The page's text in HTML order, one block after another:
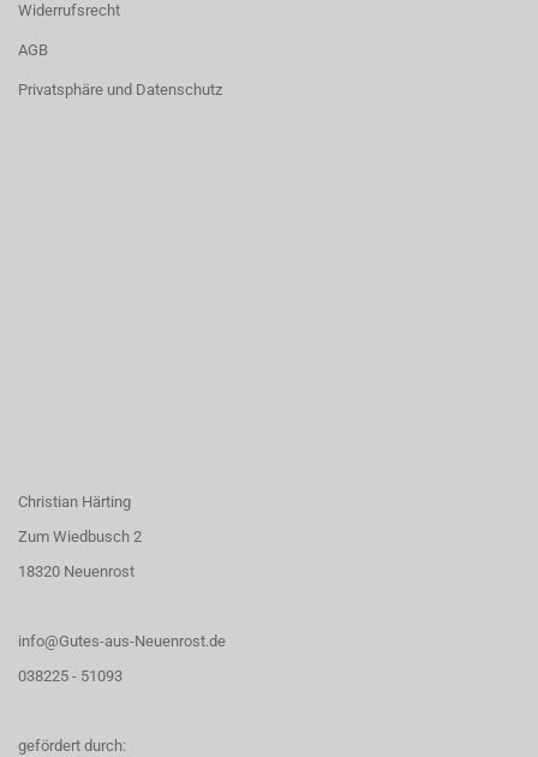
Widerrufsrecht
AGB
Privatsphäre und Datenschutz
Christian Härting
Zum Wiedbusch 2
18320 Neuenrost
info@Gutes-aus-Neuenrost.de
038225 - 51093
gefördert durch: